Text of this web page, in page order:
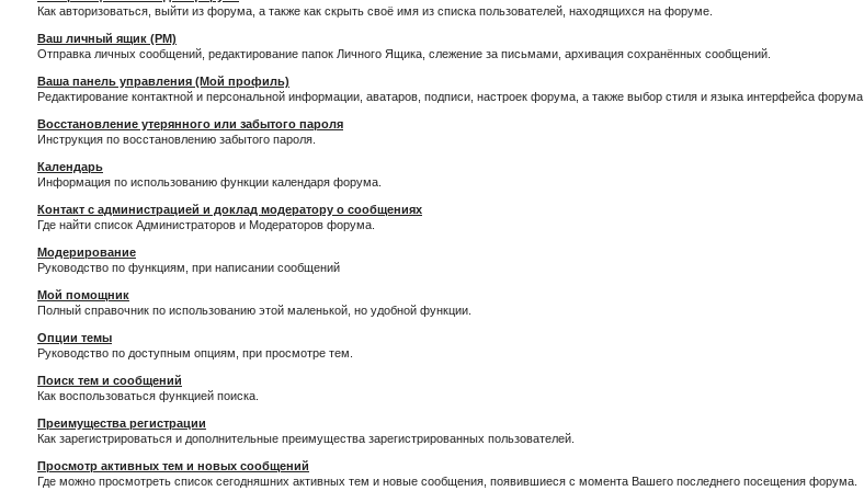
Как авторизоваться, выйти из форума, а также как скрыть своё имя из списка пользователей, находящихся на форуме.
Ваш личный ящик (PM)
Отправка личных сообщений, редактирование папок Личного Ящика, слежение за письмами, архивация сохранённых сообщений.
Ваша панель управления (Мой профиль)
Редактирование контактной и персональной информации, аватаров, подписи, настроек форума, а также выбор стиля и языка интерфейса форума.
Восстановление утерянного или забытого пароля
Инструкция по восстановлению забытого пароля.
Календарь
Информация по использованию функции календаря форума.
Контакт с администрацией и доклад модератору о сообщениях
Где найти список Администраторов и Модераторов форума.
Модерирование
Руководство по функциям, при написании сообщений
Мой помощник
Полный справочник по использованию этой маленькой, но удобной функции.
Опции темы
Руководство по доступным опциям, при просмотре тем.
Поиск тем и сообщений
Как воспользоваться функцией поиска.
Преимущества регистрации
Как зарегистрироваться и дополнительные преимущества зарегистрированных пользователей.
Просмотр активных тем и новых сообщений
Где можно просмотреть список сегодняшних активных тем и новые сообщения, появившиеся с момента Вашего последнего посещения форума.